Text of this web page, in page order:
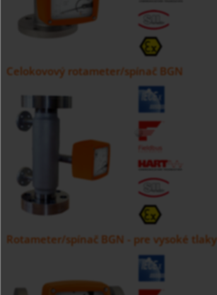
Celokovový rotameter/spínač BGN
Rotameter/spínač BGN - pre vysoké tlaky